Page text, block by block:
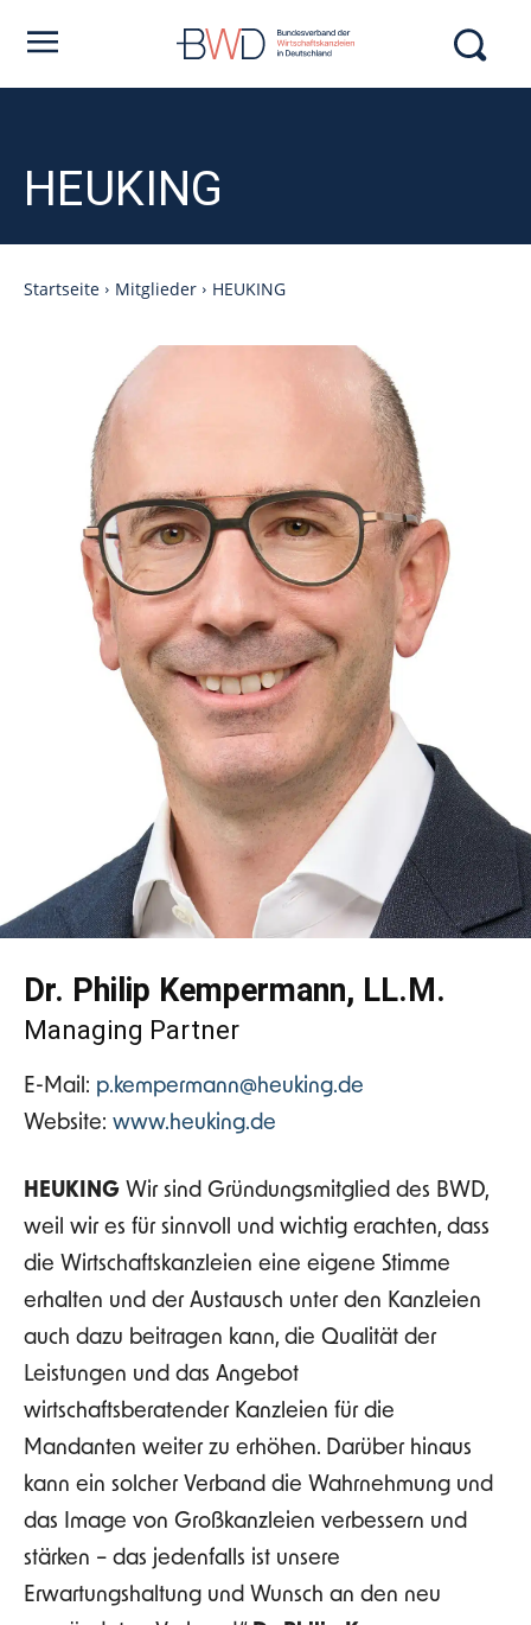
HEUKING
Startseite Mitglieder HEUKING
Dr. Philip Kempermann, LL.M.
Managing Partner
E-Mail: p.kempermann@heuking.de
Website: www.heuking.de
HEUKING Wir sind Gründungsmitglied des BWD,
weil wir es für sinnvoll und wichtig erachten, dass
die Wirtschaftskanzleien eine eigene Stimme
erhalten und der Austausch unter den Kanzleien
auch dazu beitragen kann, die Qualität der
Leistungen und das Angebot
wirtschaftsberatender Kanzleien für die
Mandanten weiter zu erhöhen. Darüber hinaus
kann ein solcher Verband die Wahrnehmung und
das Image von Großkanzleien verbessern und
stärken – das jedenfalls ist unsere
Erwartungshaltung und Wunsch an den neu